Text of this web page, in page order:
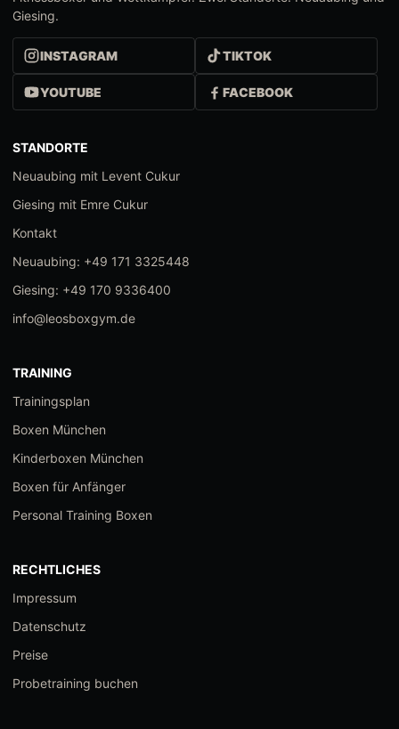
Giesing.
INSTAGRAM TIKTOK
YOUTUBE FACEBOOK
STANDORTE
Neuaubing mit Levent Cukur
Giesing mit Emre Cukur
Kontakt
Neuaubing: +49 171 3325448
Giesing: +49 170 9336400
info@leosboxgym.de
TRAINING
Trainingsplan
Boxen München
Kinderboxen München
Boxen für Anfänger
Personal Training Boxen
RECHTLICHES
Impressum
Datenschutz
Preise
Probetraining buchen